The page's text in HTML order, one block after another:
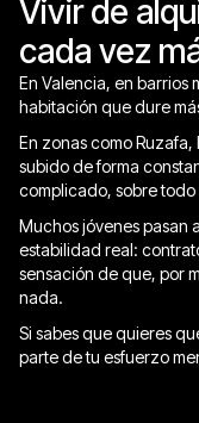
Vivir de
cada vez
En Valencia, en
habitación que dure
En zonas como
subido de forma
complicado, sobre
Muchos jóvenes pasan
estabilidad real:
sensación de que, por
nada.​
Si sabes que quieres
parte de tu esfuerzo